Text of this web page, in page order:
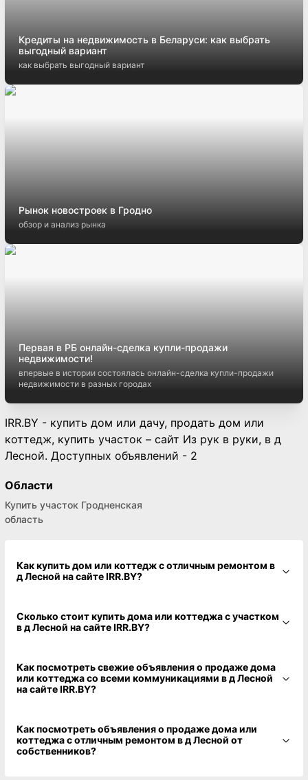
Кредиты на недвижимость в Беларуси: как выбрать
выгодный вариант
как выбрать выгодный вариант
Рынок новостроек в Гродно
обзор и анализ рынка
Первая в РБ онлайн-сделка купли-продажи
недвижимости!
впервые в истории состоялась онлайн-сделка купли-продажи
недвижимости в разных городах
IRR.BY - купить дом или дачу, продать дом или
коттедж, купить участок – сайт Из рук в руки, в д
Лесной. Доступных объявлений - 2
Области
Купить участок Гродненская
область
Как купить дом или коттедж с отличным ремонтом в
д Лесной на сайте IRR.BY?
Сколько стоит купить дома или коттеджа с участком
в д Лесной на сайте IRR.BY?
Как посмотреть свежие объявления о продаже дома
или коттеджа со всеми коммуникациями в д Лесной
на сайте IRR.BY?
Как посмотреть объявления о продаже дома или
коттеджа с отличным ремонтом в д Лесной от
собственников?